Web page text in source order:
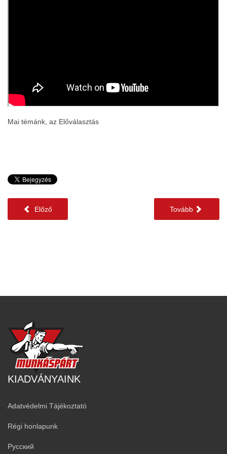
Mai témánk, az Előválasztás
Előző Tovább
KIADVÁNYAINK
Adatvédelmi Tájékoztató
Régi honlapunk
Русский